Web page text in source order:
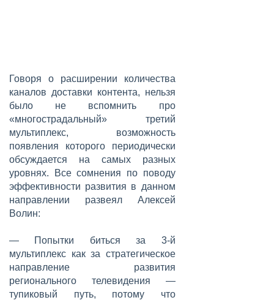
Говоря о расширении количества
каналов доставки контента, нельзя
было не вспомнить про
«многострадальный» третий
мультиплекс, возможность
появления которого периодически
обсуждается на самых разных
уровнях. Все сомнения по поводу
эффективности развития в данном
направлении развеял Алексей
Волин:
— Попытки биться за 3-й
мультиплекс как за стратегическое
направление развития
регионального телевидения —
тупиковый путь, потому что